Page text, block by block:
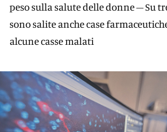
peso sulla salute delle donne – Su
sono salite anche case
alcune casse malati